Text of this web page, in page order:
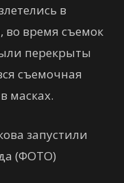
в
во время съемок
перекрыты
съемочная
масках.
запустили
(ФОТО)